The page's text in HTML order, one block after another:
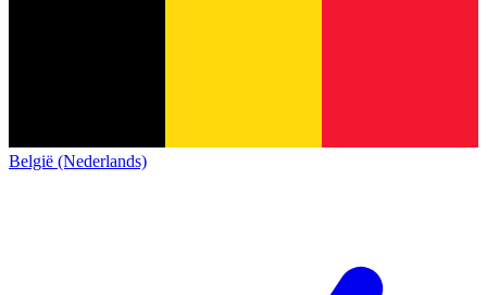
België (Nederlands)